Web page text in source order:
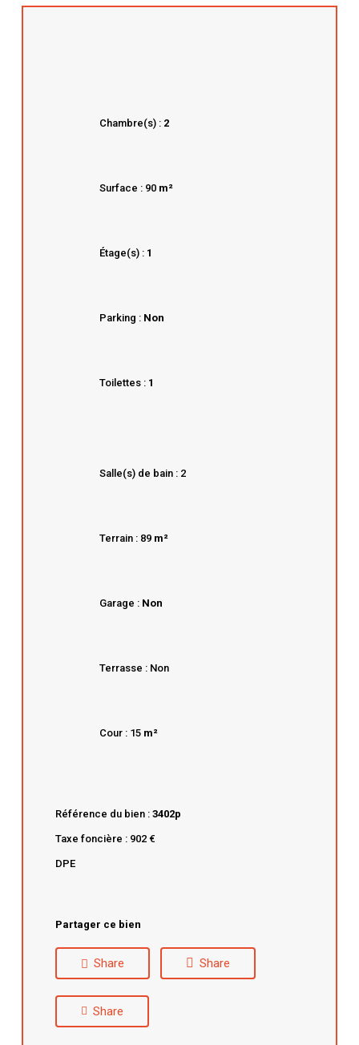
Chambre(s) : 2
Surface : 90 m²
Étage(s) : 1
Parking : Non
Toilettes : 1
Salle(s) de bain : 2
Terrain : 89 m²
Garage : Non
Terrasse : Non
Cour : 15 m²
Référence du bien :3402p
Taxe foncière : 902 €
DPE
Partager ce bien
Share Share
Share